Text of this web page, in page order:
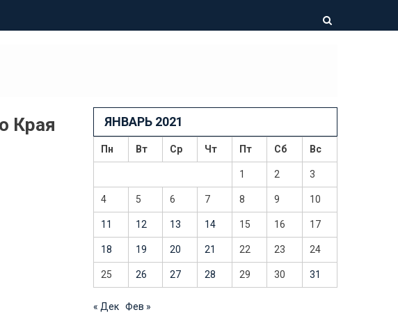
Края ЯНВАРЬ 2021
Пн Вт Ср Чт Пт Сб Вс
1 2 3
4 5 6 7 8 9 10
11 12 13 14 15 16 17
18 19 20 21 22 23 24
25 26 27 28 29 30 31
« Дек Фев »